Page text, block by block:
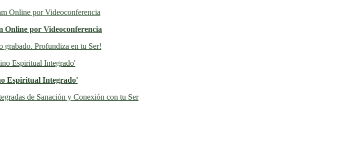
Online por Videoconferencia
grabado. Profundiza en tu Ser!
Espiritual Integrado'
de Sanación y Conexión con tu Ser